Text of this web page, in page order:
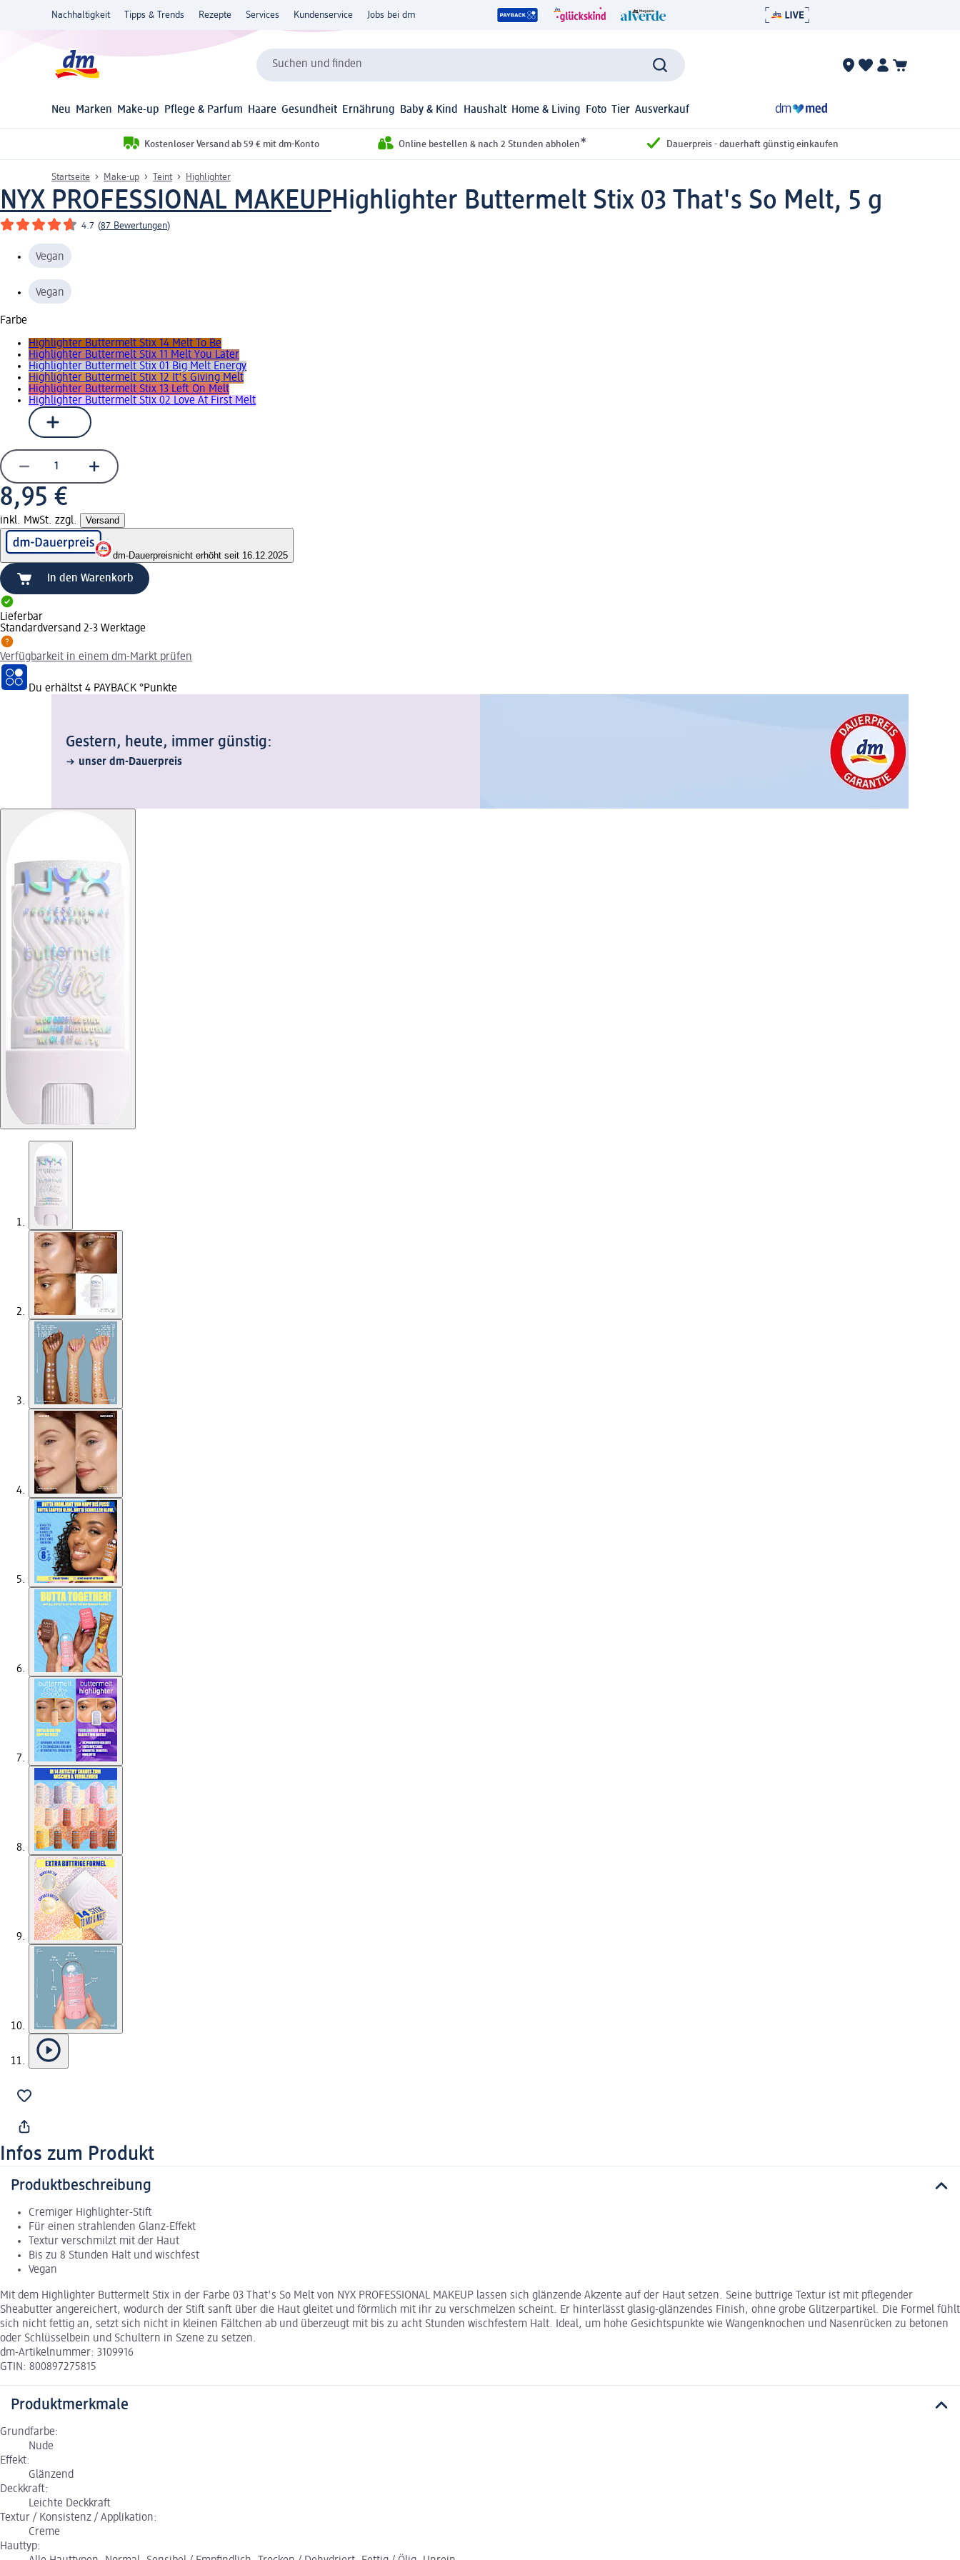
Nachhaltigkeit Tipps & Trends Rezepte Services Kundenservice Jobs bei dm
Suchen und finden
Neu Marken Make-up Pflege & Parfum Haare Gesundheit Ernährung Baby & Kind Haushalt Home & Living Foto Tier Ausverkauf
Kostenloser Versand ab 59 € mit dm-Konto Online bestellen & nach 2 Stunden abholen* Dauerpreis - dauerhaft günstig einkaufen
Startseite Make-up Teint Highlighter
NYX PROFESSIONAL MAKEUPHighlighter Buttermelt Stix 03 That's So Melt, 5 g
4.7 (87 Bewertungen)
Vegan
Vegan
Farbe
Highlighter Buttermelt Stix 14 Melt To Be
Highlighter Buttermelt Stix 11 Melt You Later
Highlighter Buttermelt Stix 01 Big Melt Energy
Highlighter Buttermelt Stix 12 It's Giving Melt
Highlighter Buttermelt Stix 13 Left On Melt
Highlighter Buttermelt Stix 02 Love At First Melt
8,95 €
inkl. MwSt. zzgl. Versand
dm-Dauerpreisnicht erhöht seit 16.12.2025
In den Warenkorb
Lieferbar
Standardversand 2-3 Werktage
Verfügbarkeit in einem dm-Markt prüfen
Du erhältst 4 PAYBACK °Punkte
Gestern, heute, immer günstig:
unser dm-Dauerpreis
Infos zum Produkt
Produktbeschreibung
Cremiger Highlighter-Stift
Für einen strahlenden Glanz-Effekt
Textur verschmilzt mit der Haut
Bis zu 8 Stunden Halt und wischfest
Vegan
Mit dem Highlighter Buttermelt Stix in der Farbe 03 That's So Melt von NYX PROFESSIONAL MAKEUP lassen sich glänzende Akzente auf der Haut setzen. Seine buttrige Textur ist mit pflegender
Sheabutter angereichert, wodurch der Stift sanft über die Haut gleitet und förmlich mit ihr zu verschmelzen scheint. Er hinterlässt glasig-glänzendes Finish, ohne grobe Glitzerpartikel. Die Formel fühlt
sich nicht fettig an, setzt sich nicht in kleinen Fältchen ab und überzeugt mit bis zu acht Stunden wischfestem Halt. Ideal, um hohe Gesichtspunkte wie Wangenknochen und Nasenrücken zu betonen
oder Schlüsselbein und Schultern in Szene zu setzen.
dm-Artikelnummer: 3109916
GTIN: 800897275815
Produktmerkmale
Grundfarbe:
Nude
Effekt:
Glänzend
Deckkraft:
Leichte Deckkraft
Textur / Konsistenz / Applikation:
Creme
Hauttyp: